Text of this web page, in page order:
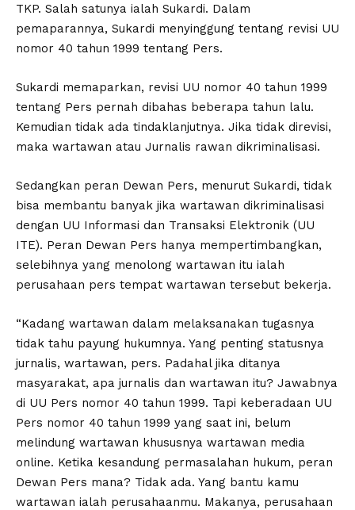
TKP. Salah satunya ialah Sukardi. Dalam
pemaparannya, Sukardi menyinggung tentang revisi UU
nomor 40 tahun 1999 tentang Pers.
Sukardi memaparkan, revisi UU nomor 40 tahun 1999
tentang Pers pernah dibahas beberapa tahun lalu.
Kemudian tidak ada tindaklanjutnya. Jika tidak direvisi,
maka wartawan atau Jurnalis rawan dikriminalisasi.
Sedangkan peran Dewan Pers, menurut Sukardi, tidak
bisa membantu banyak jika wartawan dikriminalisasi
dengan UU Informasi dan Transaksi Elektronik (UU
ITE). Peran Dewan Pers hanya mempertimbangkan,
selebihnya yang menolong wartawan itu ialah
perusahaan pers tempat wartawan tersebut bekerja.
“Kadang wartawan dalam melaksanakan tugasnya
tidak tahu payung hukumnya. Yang penting statusnya
jurnalis, wartawan, pers. Padahal jika ditanya
masyarakat, apa jurnalis dan wartawan itu? Jawabnya
di UU Pers nomor 40 tahun 1999. Tapi keberadaan UU
Pers nomor 40 tahun 1999 yang saat ini, belum
melindung wartawan khususnya wartawan media
online. Ketika kesandung permasalahan hukum, peran
Dewan Pers mana? Tidak ada. Yang bantu kamu
wartawan ialah perusahaanmu. Makanya, perusahaan